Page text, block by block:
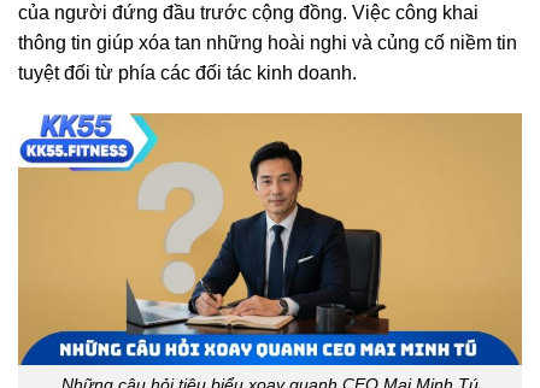
của người đứng đầu trước cộng đồng. Việc công khai
thông tin giúp xóa tan những hoài nghi và củng cố niềm tin
tuyệt đối từ phía các đối tác kinh doanh.